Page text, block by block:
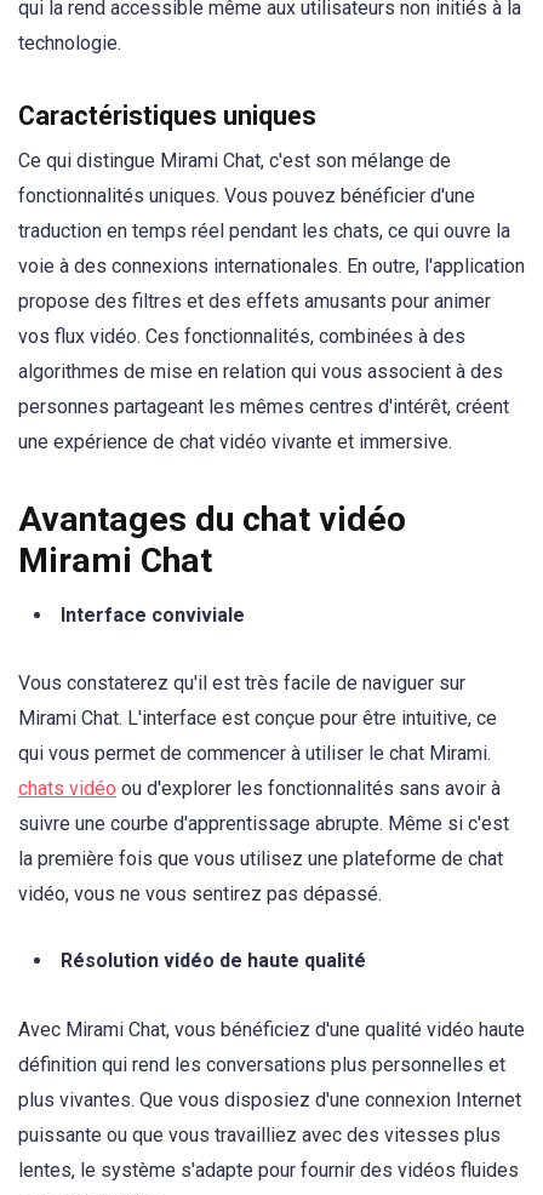
qui la rend accessible même aux utilisateurs non initiés à la
technologie.
Caractéristiques uniques
Ce qui distingue Mirami Chat, c'est son mélange de
fonctionnalités uniques. Vous pouvez bénéficier d'une
traduction en temps réel pendant les chats, ce qui ouvre la
voie à des connexions internationales. En outre, l'application
propose des filtres et des effets amusants pour animer
vos flux vidéo. Ces fonctionnalités, combinées à des
algorithmes de mise en relation qui vous associent à des
personnes partageant les mêmes centres d'intérêt, créent
une expérience de chat vidéo vivante et immersive.
Avantages du chat vidéo
Mirami Chat
Interface conviviale
Vous constaterez qu'il est très facile de naviguer sur
Mirami Chat. L'interface est conçue pour être intuitive, ce
qui vous permet de commencer à utiliser le chat Mirami.
chats vidéo ou d'explorer les fonctionnalités sans avoir à
suivre une courbe d'apprentissage abrupte. Même si c'est
la première fois que vous utilisez une plateforme de chat
vidéo, vous ne vous sentirez pas dépassé.
Résolution vidéo de haute qualité
Avec Mirami Chat, vous bénéficiez d'une qualité vidéo haute
définition qui rend les conversations plus personnelles et
plus vivantes. Que vous disposiez d'une connexion Internet
puissante ou que vous travailliez avec des vitesses plus
lentes, le système s'adapte pour fournir des vidéos fluides